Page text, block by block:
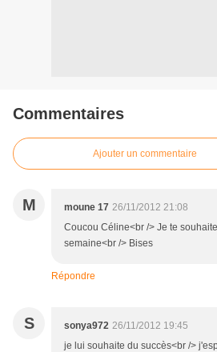
Commentaires
Ajouter un commentaire
M moune 17 26/11/2012 21:08
Coucou Céline<br /> Je te
semaine<br /> Bises
Répondre
S sonya972 26/11/2012 19:45
je lui souhaite du succès<br />